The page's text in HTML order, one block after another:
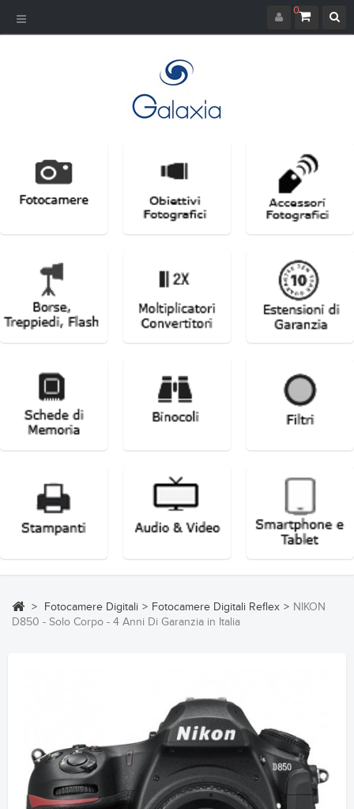
0
Navigazione
Toggle
> Fotocamere Digitali > Fotocamere Digitali Reflex > NIKON
D850 - Solo Corpo - 4 Anni Di Garanzia in Italia